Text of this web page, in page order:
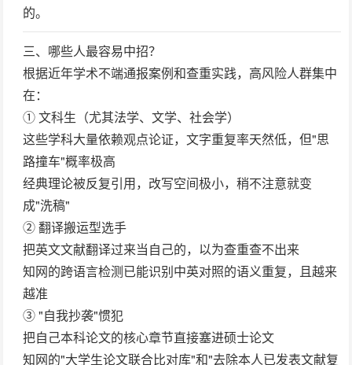
的。
三、哪些人最容易中招？
根据近年学术不端通报案例和查重实践，高风险人群集中
在：
① 文科生（尤其法学、文学、社会学）
这些学科大量依赖观点论证，文字重复率天然低，但"思
路撞车"概率极高
经典理论被反复引用，改写空间极小，稍不注意就变
成"洗稿"
② 翻译搬运型选手
把英文文献翻译过来当自己的，以为查重查不出来
知网的跨语言检测已能识别中英对照的语义重复，且越来
越准
③ "自我抄袭"惯犯
把自己本科论文的核心章节直接塞进硕士论文
知网的"大学生论文联合比对库"和"去除本人已发表文献复